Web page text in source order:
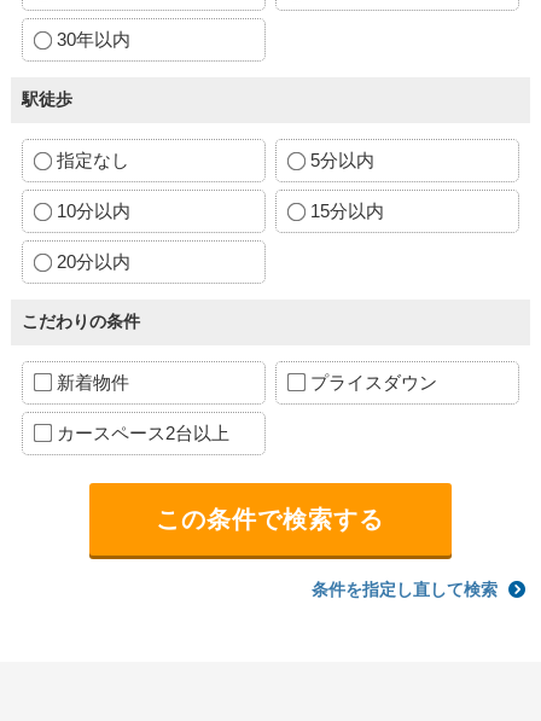
30年以内
駅徒歩
指定なし 5分以内
10分以内 15分以内
20分以内
こだわりの条件
新着物件 プライスダウン
カースペース2台以上
条件を指定し直して検索